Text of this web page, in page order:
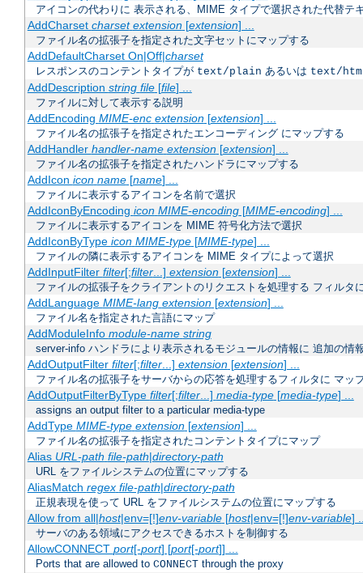
アイコンの代わりに 表示される、MIME タイプで選択された代替テ
AddCharset charset extension[extension] ...
ファイル名の拡張子を指定された文字セットにマップする
AddDefaultCharset On|Off|charset
レスポンスのコンテントタイプが text/plain あるいは text/
AddDescription string file[file] ...
ファイルに対して表示する説明
AddEncoding MIME-enc extension[extension] ...
ファイル名の拡張子を指定されたエンコーディング にマップする
AddHandler handler-name extension[extension] ...
ファイル名の拡張子を指定されたハンドラにマップする
AddIcon icon name[name] ...
ファイルに表示するアイコンを名前で選択
AddIconByEncoding icon MIME-encoding[MIME-encoding] ...
ファイルに表示するアイコンを MIME 符号化方法で選択
AddIconByType icon MIME-type[MIME-type] ...
ファイルの隣に表示するアイコンを MIME タイプによって選択
AddInputFilter filter[;filter...] extension[extension] ...
ファイルの拡張子をクライアントのリクエストを処理する フィルタ
AddLanguage MIME-lang extension[extension] ...
ファイル名を指定された言語にマップ
AddModuleInfo module-name string
server-info ハンドラにより表示されるモジュールの情報に 追加の情
AddOutputFilter filter[;filter...] extension[extension] ...
ファイル名の拡張子をサーバからの応答を処理するフィルタに マッ
AddOutputFilterByType filter[;filter...] media-type[media-type] ...
assigns an output filter to a particular media-type
AddType MIME-type extension[extension] ...
ファイル名の拡張子を指定されたコンテントタイプにマップ
Alias URL-path file-path|directory-path
URL をファイルシステムの位置にマップする
AliasMatch regex file-path|directory-path
正規表現を使って URL をファイルシステムの位置にマップする
Allow from all|host|env=[!]env-variable[host|env=[!]env-variable]
サーバのある領域にアクセスできるホストを制御する
AllowCONNECT port[-port] [port[-port]] ...
Ports that are allowed to CONNECT through the proxy